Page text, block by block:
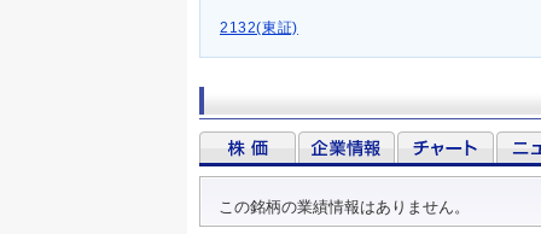
2132(東証)